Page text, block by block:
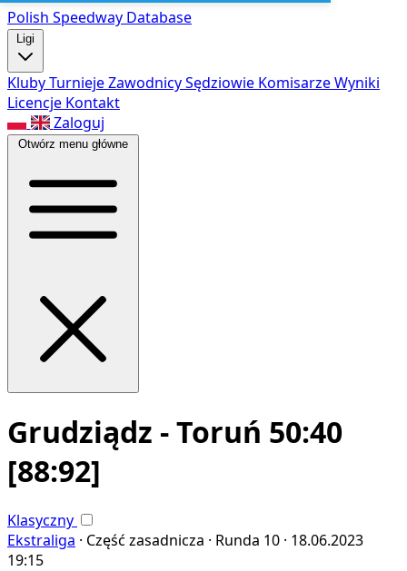
Polish Speedway Database
Ligi
KlubyTurniejeZawodnicySędziowie KomisarzeWyniki
Licencje Kontakt
Zaloguj
Otwórz menu główne
Grudziądz - Toruń 50:40
[88:92]
Klasyczny
Ekstraliga · Część zasadnicza · Runda 10 · 18.06.2023
19:15